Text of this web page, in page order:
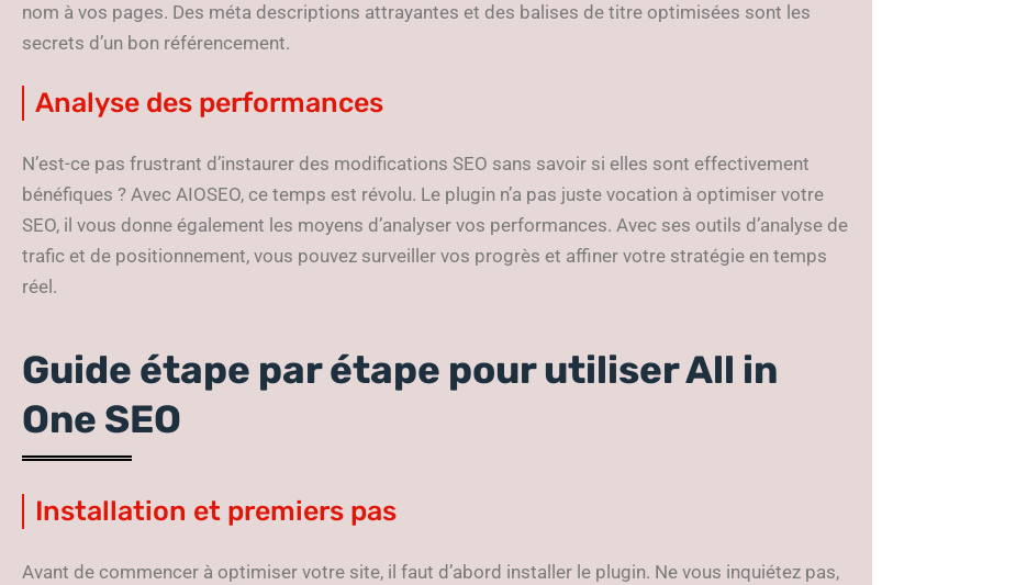
nom à vos pages. Des méta descriptions attrayantes et des balises de titre optimisées sont les
secrets d’un bon référencement.
Analyse des performances
N’est-ce pas frustrant d’instaurer des modifications SEO sans savoir si elles sont effectivement
bénéfiques ? Avec AIOSEO, ce temps est révolu. Le plugin n’a pas juste vocation à optimiser votre
SEO, il vous donne également les moyens d’analyser vos performances. Avec ses outils d’analyse de
trafic et de positionnement, vous pouvez surveiller vos progrès et affiner votre stratégie en temps
réel.
Guide étape par étape pour utiliser All in
One SEO
Installation et premiers pas
Avant de commencer à optimiser votre site, il faut d’abord installer le plugin. Ne vous inquiétez pas,